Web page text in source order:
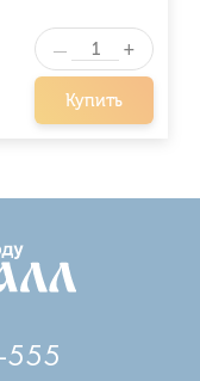
Купить
— +
555